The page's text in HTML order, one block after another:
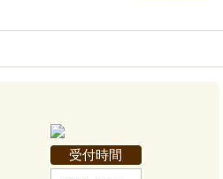
受付時間